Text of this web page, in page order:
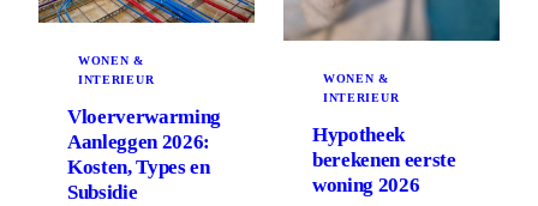
WONEN &
INTERIEUR
Vloerverwarming
Aanleggen 2026:
Kosten, Types en
Subsidie
WONEN &
INTERIEUR
Hypotheek
berekenen eerste
woning 2026